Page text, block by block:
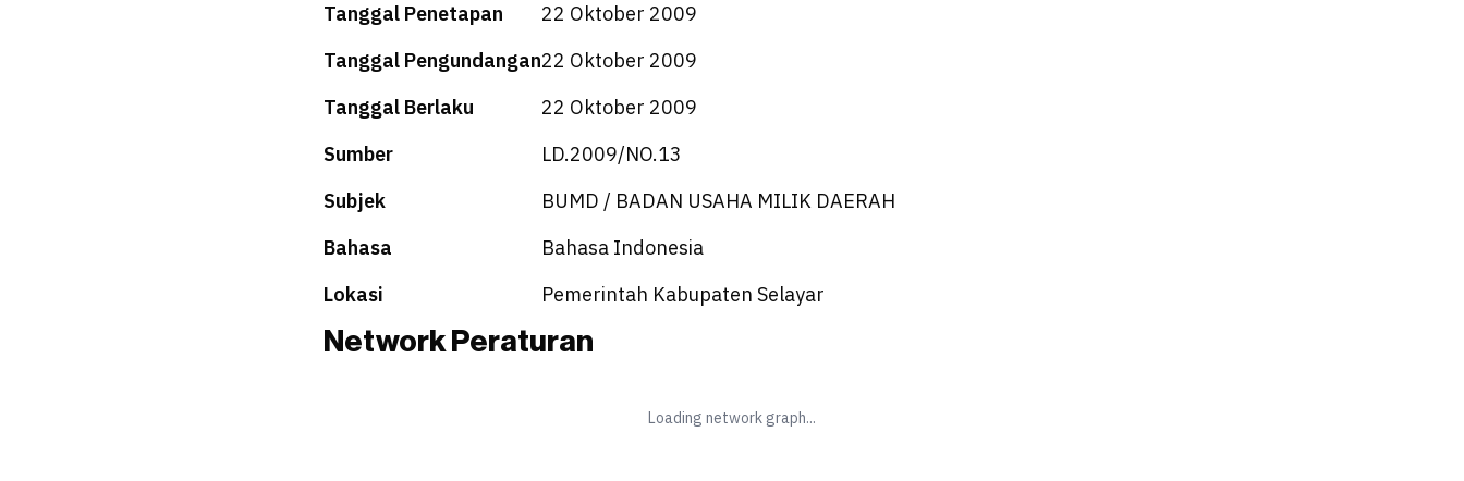
Tanggal Penetapan
22 Oktober 2009
Tanggal Pengundangan22 Oktober 2009
Tanggal Berlaku
22 Oktober 2009
Sumber
LD.2009/NO.13
Subjek
BUMD / BADAN USAHA MILIK DAERAH
Bahasa
Bahasa Indonesia
Lokasi
Pemerintah Kabupaten Selayar
Network Peraturan
Loading network graph...